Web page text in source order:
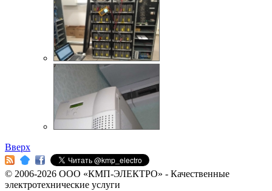
Вверх
© 2006-2026 ООО «КМП-ЭЛЕКТРО» - Качественные
электротехнические услуги